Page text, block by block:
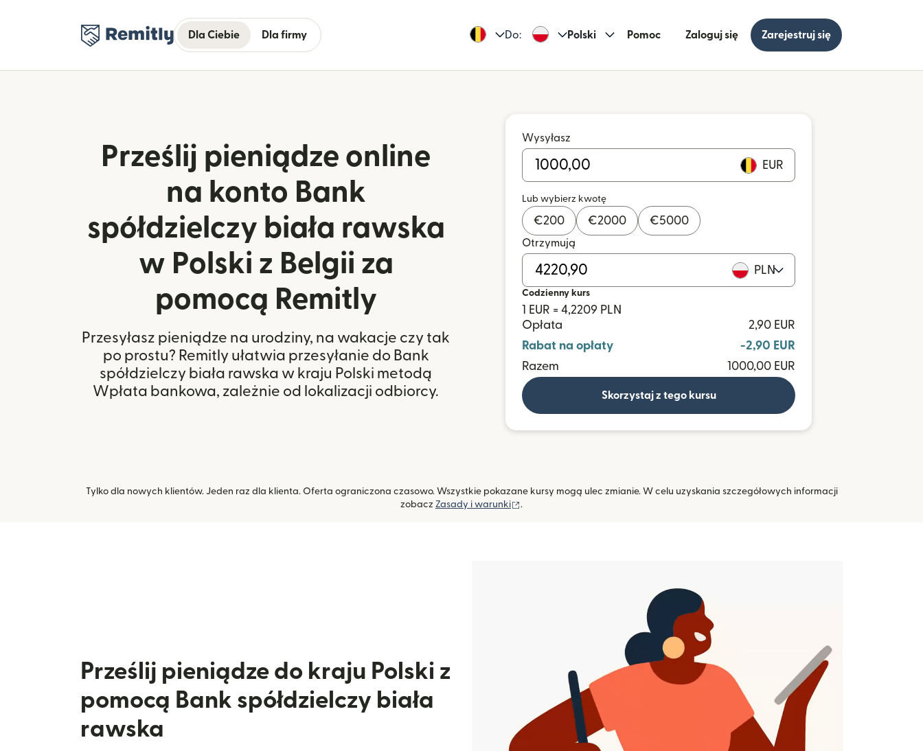
Dla Ciebie Dla firmy Do: Polski Pomoc Zaloguj się Zarejestruj się
Prześlij pieniądze online
na konto Bank
spółdzielczy biała rawska
w Polski z Belgii za
pomocą Remitly
Przesyłasz pieniądze na urodziny, na wakacje czy tak
po prostu? Remitly ułatwia przesyłanie do Bank
spółdzielczy biała rawska w kraju Polski metodą
Wpłata bankowa, zależnie od lokalizacji odbiorcy.
Wysyłasz
EUR
Lub wybierz kwotę
€200 €2000 €5000
Otrzymują
PLN
Codzienny kurs
1 EUR = 4,2209 PLN
Opłata
2,90 EUR
Rabat na opłaty
-2,90 EUR
Razem
1000,00 EUR
Skorzystaj z tego kursu
Tylko dla nowych klientów. Jeden raz dla klienta. Oferta ograniczona czasowo. Wszystkie pokazane kursy mogą ulec zmianie. W celu uzyskania szczegółowych informacji
zobacz Zasady i warunki (otwiera się w nowym oknie)
.
Prześlij pieniądze do kraju Polski z
pomocą Bank spółdzielczy biała
rawska